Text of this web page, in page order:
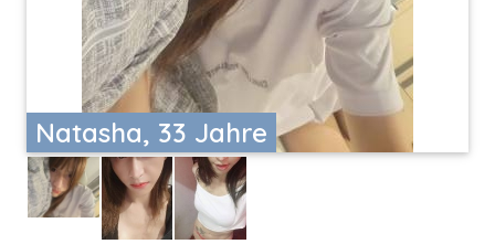
Natasha, 33 Jahre